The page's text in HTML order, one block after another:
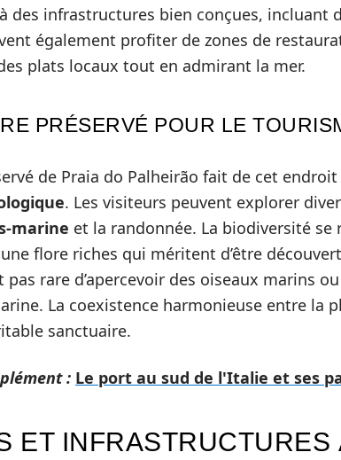
des infrastructures bien conçues, incluant
également profiter de zones de
plats locaux tout en admirant la mer.
PRÉSERVÉ POUR LE
de Praia do Palheirão fait de cet
. Les visiteurs peuvent explorer
marine et la randonnée. La biodiversité
flore riches qui méritent d’être
pas rare d’apercevoir des oiseaux marins
La coexistence harmonieuse entre la
sanctuaire.
: Le port au sud de l'Italie et ses
ET INFRASTRUCTURES